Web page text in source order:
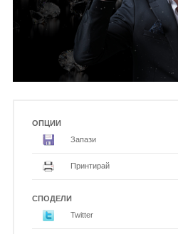
ОПЦИИ
Запази
Принтирай
СПОДЕЛИ
Twitter